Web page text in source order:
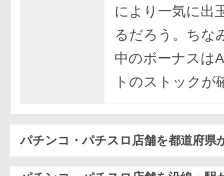
により一気に出
るだろう。ちな
中のボーナスは
トのストックが
パチンコ・パチスロ店舗を都道府県